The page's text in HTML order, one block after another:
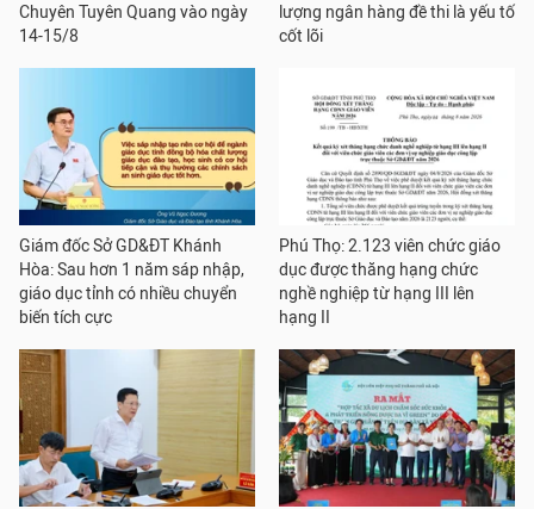
Chuyên Tuyên Quang vào ngày
14-15/8
lượng ngân hàng đề thi là yếu tố
cốt lõi
Giám đốc Sở GD&ĐT Khánh
Hòa: Sau hơn 1 năm sáp nhập,
giáo dục tỉnh có nhiều chuyển
biến tích cực
Phú Thọ: 2.123 viên chức giáo
dục được thăng hạng chức
nghề nghiệp từ hạng III lên
hạng II